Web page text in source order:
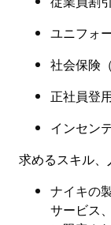
ユニフォ
社会保険 （
正社員登
インセン
求めるスキル、
ナイキの
サービス